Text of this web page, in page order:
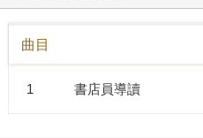
特質，是一本能帶來撫慰的書
製時程特別緊湊，但是很幸運
量級且身價最高的藝術家托馬
（Adoracio?n）來設計書封（
曲目
1 書店員導讀